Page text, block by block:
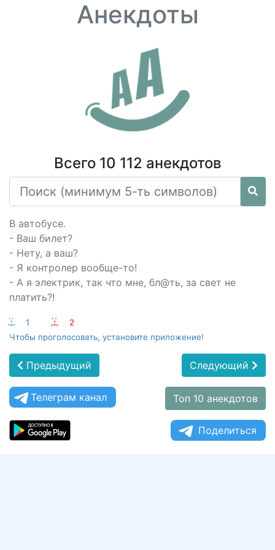
Анекдоты
Всего 10 112 анекдотов
В автобусе.
- Ваш билет?
- Нету, а ваш?
- Я контролер вообще-то!
- А я электрик, так что мне, бл@ть, за свет не
платить?!
:-) 1 :-(
2
Чтобы проголосовать, установите приложение!
Предыдущий Следующий
Телеграм канал Топ 10 анекдотов
Поделиться